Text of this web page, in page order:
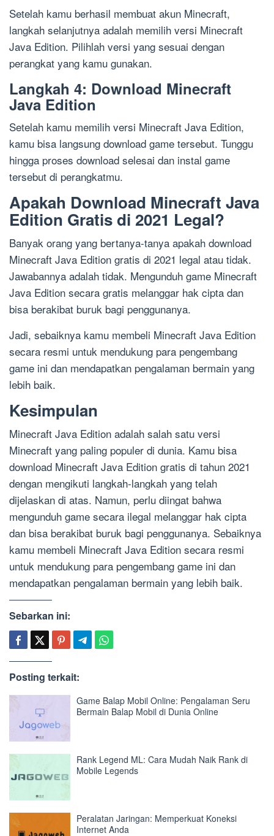
Setelah kamu berhasil membuat akun Minecraft,
langkah selanjutnya adalah memilih versi Minecraft
Java Edition. Pilihlah versi yang sesuai dengan
perangkat yang kamu gunakan.
Langkah 4: Download Minecraft
Java Edition
Setelah kamu memilih versi Minecraft Java Edition,
kamu bisa langsung download game tersebut. Tunggu
hingga proses download selesai dan instal game
tersebut di perangkatmu.
Apakah Download Minecraft Java
Edition Gratis di 2021 Legal?
Banyak orang yang bertanya-tanya apakah download
Minecraft Java Edition gratis di 2021 legal atau tidak.
Jawabannya adalah tidak. Mengunduh game Minecraft
Java Edition secara gratis melanggar hak cipta dan
bisa berakibat buruk bagi penggunanya.
Jadi, sebaiknya kamu membeli Minecraft Java Edition
secara resmi untuk mendukung para pengembang
game ini dan mendapatkan pengalaman bermain yang
lebih baik.
Kesimpulan
Minecraft Java Edition adalah salah satu versi
Minecraft yang paling populer di dunia. Kamu bisa
download Minecraft Java Edition gratis di tahun 2021
dengan mengikuti langkah-langkah yang telah
dijelaskan di atas. Namun, perlu diingat bahwa
mengunduh game secara ilegal melanggar hak cipta
dan bisa berakibat buruk bagi penggunanya. Sebaiknya
kamu membeli Minecraft Java Edition secara resmi
untuk mendukung para pengembang game ini dan
mendapatkan pengalaman bermain yang lebih baik.
Sebarkan ini:
Posting terkait:
Game Balap Mobil Online: Pengalaman Seru
Bermain Balap Mobil di Dunia Online
Rank Legend ML: Cara Mudah Naik Rank di
Mobile Legends
Peralatan Jaringan: Memperkuat Koneksi
Internet Anda